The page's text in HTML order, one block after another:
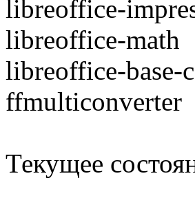
libreoffice-
libreoffice-math
libreoffice-base-
ffmulticonverter
Текущее